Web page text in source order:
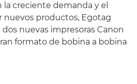
la creciente demanda y el
nuevos productos, Egotag
nuevas impresoras Canon
formato de bobina a bobina